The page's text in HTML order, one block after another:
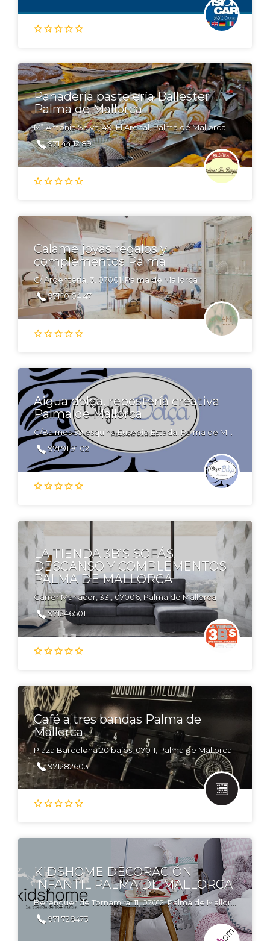
Panadería pastelería Ballester
Palma de Mallorca
Mª Antonia Salva, 49, El Arenal, Palma de Mallorca
971 44 12 89
Calame joyas regalos y
complementos Palma
C/ Argenteria, 3, 07001, Palma de Mallorca
971 10 04 47
Aigua dolça, repostería creativa
Palma de Mallorca
C/Balmes 39 esquina Eusebio Estada, Palma de Mallorca, Illes Balear
971 91 91 02
LA TIENDA 3B’S SOFÁS,
DESCANSO Y COMPLEMENTOS
PALMA DE MALLORCA
Carrer Manacor, 33,, 07006, Palma de Mallorca
971246501
Café a tres bandas Palma de
Mallorca
Plaza Barcelona 20 bajos, 07011, Palma de Mallorca
971282603
KIDSHOME DECORACIÓN
INFANTIL PALMA DE MALLORCA
Berenguer de Tornamira, 11, 07012, Palma de Mallorca
971 728473